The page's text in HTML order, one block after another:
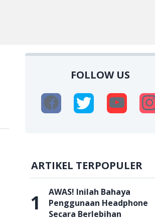
FOLLOW US
ARTIKEL TERPOPULER
1
AWAS! Inilah Bahaya
Penggunaan Headphone
Secara Berlebihan